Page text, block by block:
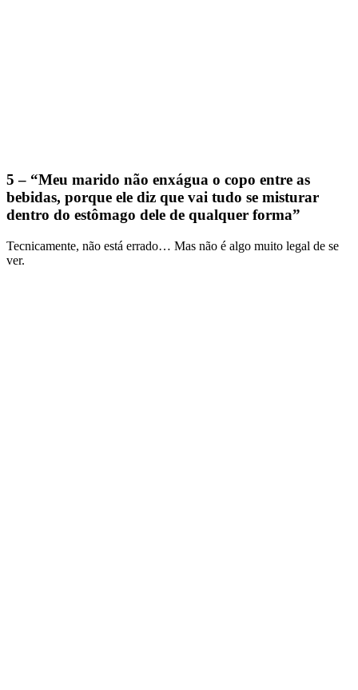
5 – “Meu marido não enxágua o copo entre as
bebidas, porque ele diz que vai tudo se misturar
dentro do estômago dele de qualquer forma”
Tecnicamente, não está errado… Mas não é algo muito legal de se
ver.